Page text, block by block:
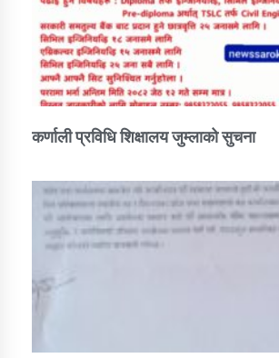
कर्णाली प्रविधि शिक्षालय जुम्लाको सुचना